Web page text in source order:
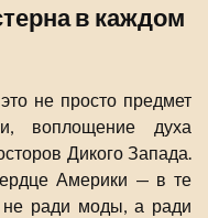
в каждом
не просто предмет
воплощение духа
Дикого Запада.
Америки — в те
не ради моды, а ради